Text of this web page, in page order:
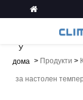
У
дома > Продукти >
за настолен